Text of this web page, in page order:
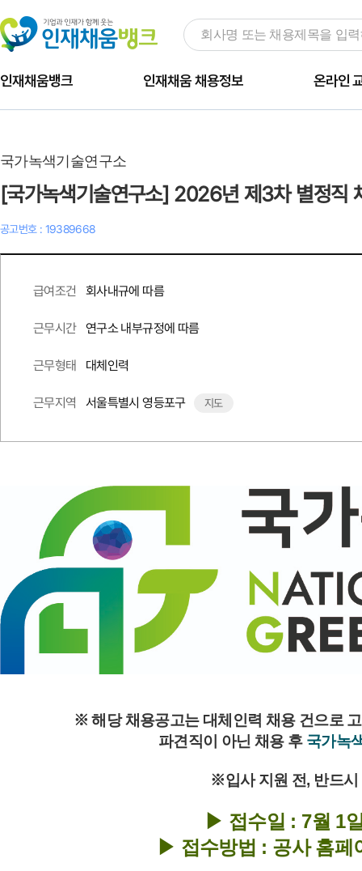
인재채움뱅크 인재채움 채용정보 온라인
국가녹색기술연구소
[국가녹색기술연구소] 2026년 제3차 별정직
공고번호 : 19389668
급여조건 회사내규에 따름
근무시간 연구소 내부규정에 따름
근무형태 대체인력
근무지역 서울특별시 영등포구 지도
※ 해당 채용공고는 대체인력 채용 건으로
파견직이 아닌 채용 후 국가녹
※입사 지원 전, 반드시
▶ 접수일 : 7월 1
▶ 접수방법 : 공사 홈페